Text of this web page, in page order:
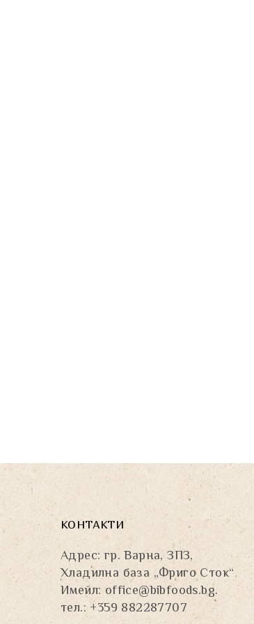
КОНТАКТИ
Адрес: гр. Варна, ЗПЗ,
Хладилна база „Фриго Сток“
Имейл:office@bibfoods.bg.
тел.: +359 882287707